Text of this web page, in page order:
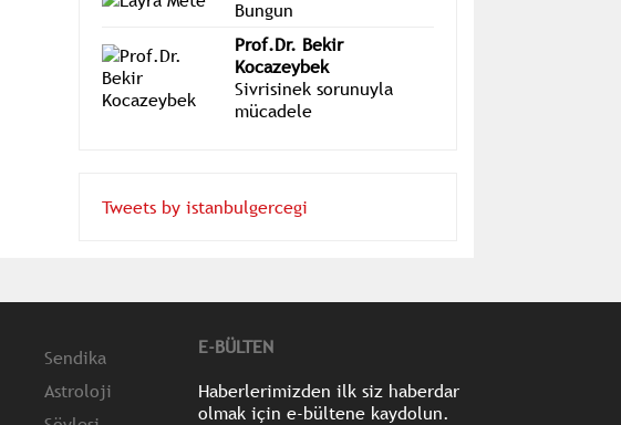
Layra Mete
Bungun
Prof.Dr. Bekir
Kocazeybek
Sivrisinek sorunuyla
Sendika
E-BÜLTEN